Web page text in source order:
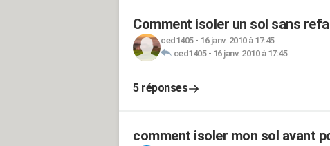
Comment isoler un sol sans
ced1405- 16 janv. 2010 à 17:45
ced1405- 16 janv. 2010 à 17:45
5 réponses
comment isoler mon sol avant